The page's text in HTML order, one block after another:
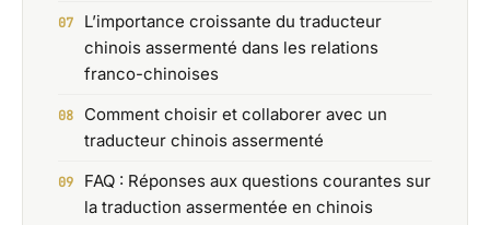
L’importance croissante du traducteur
chinois assermenté dans les relations
franco-chinoises
Comment choisir et collaborer avec un
traducteur chinois assermenté
FAQ : Réponses aux questions courantes sur
la traduction assermentée en chinois